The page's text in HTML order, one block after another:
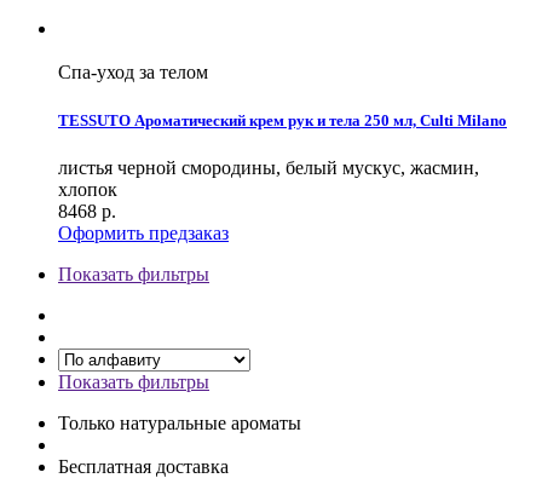
Спа-уход за телом
TESSUTO Ароматический крем рук и тела 250 мл, Culti Milano
листья черной смородины, белый мускус, жасмин,
хлопок
8468 р.
Оформить предзаказ
Показать фильтры
Показать фильтры
Только натуральные ароматы
Бесплатная доставка